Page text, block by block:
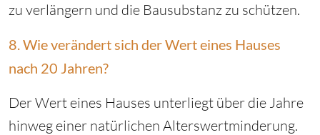
zu verlängern und die Bausubstanz zu schützen.
8. Wie verändert sich der Wert eines Hauses
nach 20 Jahren?
Der Wert eines Hauses unterliegt über die Jahre
hinweg einer natürlichen Alterswertminderung.